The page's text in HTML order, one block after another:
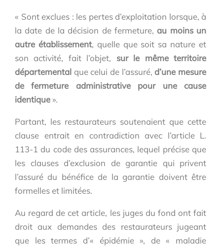
« Sont exclues : les pertes d’exploitation lorsque, à
la date de la décision de fermeture, au moins un
autre établissement, quelle que soit sa nature et
son activité, fait l’objet, sur le même territoire
départemental que celui de l’assuré, d’une mesure
de fermeture administrative pour une cause
identique».
Partant, les restaurateurs soutenaient que cette
clause entrait en contradiction avec l’article L.
113-1 du code des assurances, lequel précise que
les clauses d’exclusion de garantie qui privent
l’assuré du bénéfice de la garantie doivent être
formelles et limitées.
Au regard de cet article, les juges du fond ont fait
droit aux demandes des restaurateurs jugeant
que les termes d’« épidémie », de « maladie